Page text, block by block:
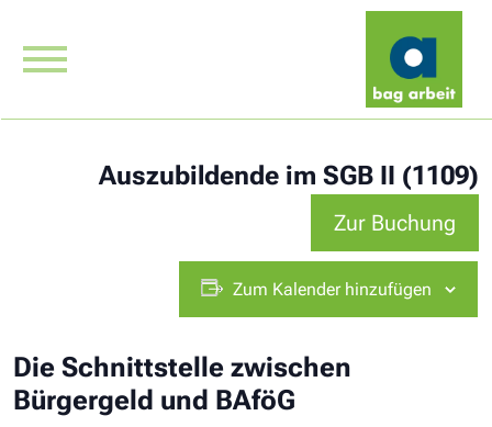
Auszubildende im SGB II (1109)
Zur Buchung
Zum Kalender hinzufügen
Die Schnittstelle zwischen
Bürgergeld und BAföG